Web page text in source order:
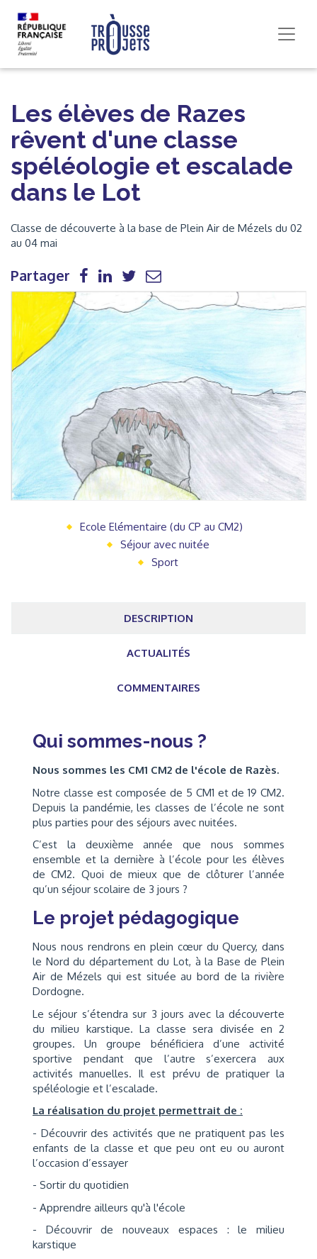
Les élèves de Razes
rêvent d'une classe
spéléologie et escalade
dans le Lot
Classe de découverte à la base de Plein Air de Mézels du 02
au 04 mai
Partager
Ecole Elémentaire (du CP au CM2)
Séjour avec nuitée
Sport
DESCRIPTION
ACTUALITÉS
COMMENTAIRES
Qui sommes-nous ?
Nous sommes les CM1 CM2 de l'école de Razès.
Notre classe est composée de 5 CM1 et de 19 CM2.
Depuis la pandémie, les classes de l’école ne sont
plus parties pour des séjours avec nuitées.
C’est la deuxième année que nous sommes
ensemble et la dernière à l’école pour les élèves
de CM2. Quoi de mieux que de clôturer l’année
qu’un séjour scolaire de 3 jours ?
Le projet pédagogique
Nous nous rendrons en plein cœur du Quercy, dans
le Nord du département du Lot, à la Base de Plein
Air de Mézels qui est située au bord de la rivière
Dordogne.
Le séjour s’étendra sur 3 jours avec la découverte
du milieu karstique. La classe sera divisée en 2
groupes. Un groupe bénéficiera d’une activité
sportive pendant que l’autre s’exercera aux
activités manuelles. Il est prévu de pratiquer la
spéléologie et l’escalade.
La réalisation du projet permettrait de :
- Découvrir des activités que ne pratiquent pas les
enfants de la classe et que peu ont eu ou auront
l’occasion d’essayer
- Sortir du quotidien
- Apprendre ailleurs qu'à l'école
- Découvrir de nouveaux espaces : le milieu
karstique